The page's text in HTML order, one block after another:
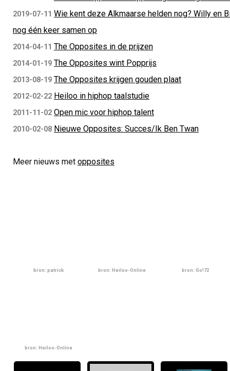
2019-07-11 Wie kent deze Alkmaarse helden nog? Willy en
nog één keer samen op
2014-04-11 The Opposites in de prijzen
2014-01-19 The Opposites wint Popprijs
2013-08-19 The Opposites krijgen gouden plaat
2012-02-22 Heiloo in hiphop taalstudie
2011-11-02 Open mic voor hiphop talent
2010-02-08 Nieuwe Opposites: Succes/Ik Ben Twan
Meer nieuws met opposites
bron: patrick bron: Heiloo-Online bron: Go!72
bron: Heiloo-Online